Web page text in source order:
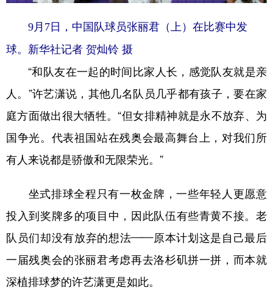
9月7日，中国队球员张丽君（上）在比赛中发
球。新华社记者 贺灿铃 摄
“和队友在一起的时间比家人长，感觉队友就是亲
人。”许艺潇说，其他几名队员几乎都有孩子，要在家
庭方面做出很大牺牲。“但女排精神就是永不放弃、为
国争光。代表祖国站在残奥会最高舞台上，对我们所
有人来说都是骄傲和无限荣光。”
坐式排球全程只有一枚金牌，一些年轻人更愿意
投入到奖牌多的项目中，因此队伍有些青黄不接。老
队员们却没有放弃的想法——原本计划这是自己最后
一届残奥会的张丽君考虑再去洛杉矶拼一拼，而本就
深植排球梦的许艺潇更是如此。